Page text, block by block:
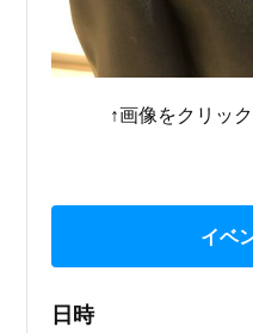
↑画像をクリッ
イベ
日時